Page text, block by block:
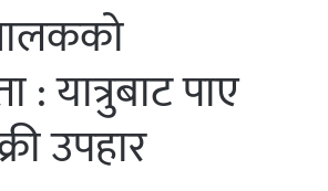
: यात्रुबाट पाए
उपहार